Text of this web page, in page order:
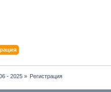
- 2025» Регистрация